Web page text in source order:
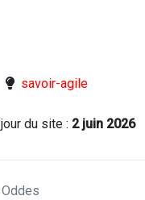
savoir-agile
du site : 2 juin 2026